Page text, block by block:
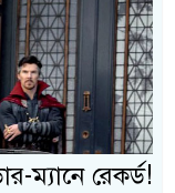
ম্যানে রেকর্ড!